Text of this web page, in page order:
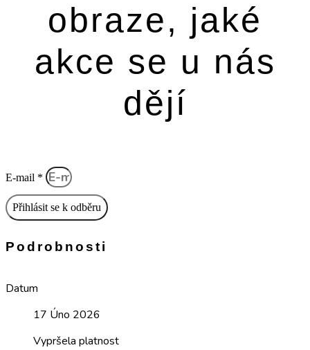
obraze, jaké
akce se u nás
dějí
E-mail *
Přihlásit se k odběru
Podrobnosti
Datum
17 Úno 2026
Vypršela platnost